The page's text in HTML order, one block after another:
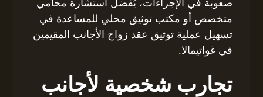
صعوبة في الإجراءات، يُفضل استشارة محامي
متخصص أو مكتب توثيق محلي للمساعدة في
تسهيل عملية توثيق عقد زواج الأجانب المقيمين
في غواتيمالا.
تجارب شخصية لأجانب